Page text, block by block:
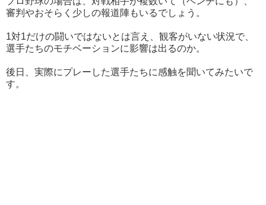
審判やおそらく少しの報道陣もいるでしょう。
1対1だけの闘いではないとは言え、観客がいない状況で、
選手たちのモチベーションに影響は出るのか。
後日、実際にプレーした選手たちに感触を聞いてみたいで
す。